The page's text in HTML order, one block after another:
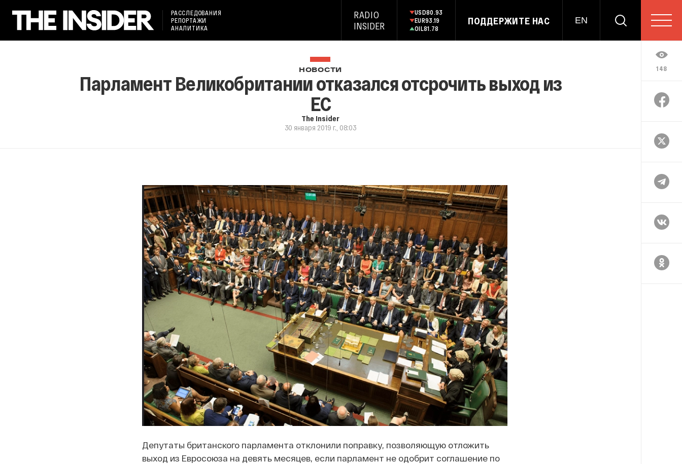
РАССЛЕДОВАНИЯ
РЕПОРТАЖИ
АНАЛИТИКА
RADIO
INSIDER
USD80.93
EUR93.19
OIL81.78
ПОДДЕРЖИТЕ НАС EN
148
НОВОСТИ
Парламент Великобритании отказался отсрочить выход из
ЕС
The Insider
30 января 2019 г., 08:03
Депутаты британского парламента отклонили поправку, позволяющую отложить
выход из Евросоюза на девять месяцев, если парламент не одобрит соглашение по